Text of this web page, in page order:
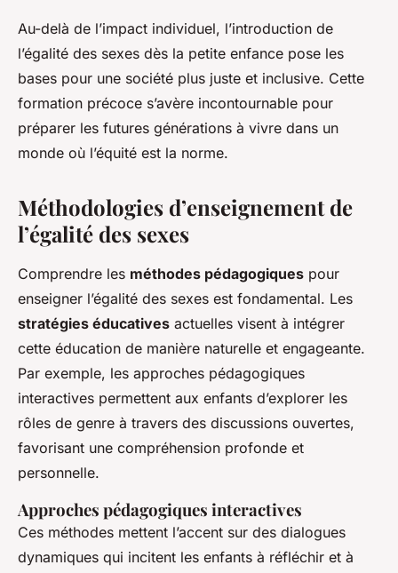
Au-delà de l’impact individuel, l’introduction de
l’égalité des sexes dès la petite enfance pose les
bases pour une société plus juste et inclusive. Cette
formation précoce s’avère incontournable pour
préparer les futures générations à vivre dans un
monde où l’équité est la norme.
Méthodologies d’enseignement de
l’égalité des sexes
Comprendre les méthodes pédagogiques pour
enseigner l’égalité des sexes est fondamental. Les
stratégies éducatives actuelles visent à intégrer
cette éducation de manière naturelle et engageante.
Par exemple, les approches pédagogiques
interactives permettent aux enfants d’explorer les
rôles de genre à travers des discussions ouvertes,
favorisant une compréhension profonde et
personnelle.
Approches pédagogiques interactives
Ces méthodes mettent l’accent sur des dialogues
dynamiques qui incitent les enfants à réfléchir et à